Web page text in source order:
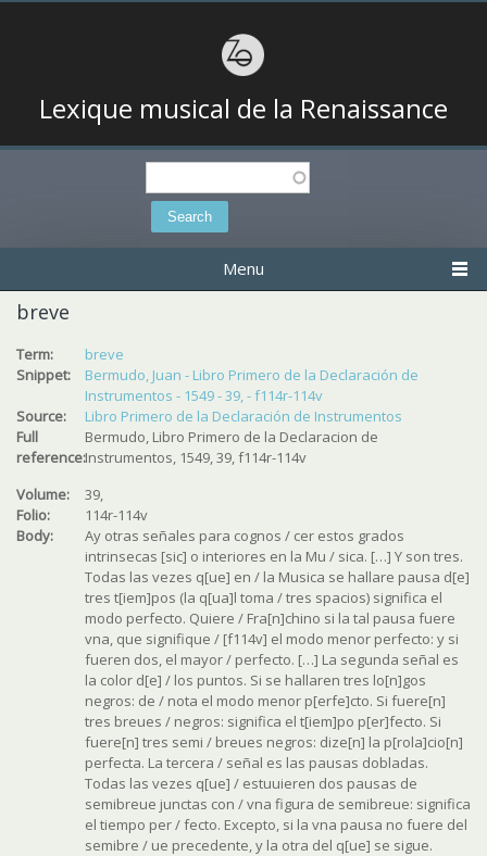
Lexique musical de la Renaissance
Search
Menu
breve
Term:
breve
Snippet:
Bermudo, Juan - Libro Primero de la Declaración de
Instrumentos - 1549 - 39, - f114r-114v
Source:
Libro Primero de la Declaración de Instrumentos
Full
reference:
Bermudo, Libro Primero de la Declaracion de
Instrumentos, 1549, 39, f114r-114v
Volume:
39,
Folio:
114r-114v
Body:
Ay otras señales para cognos / cer estos grados
intrinsecas [sic] o interiores en la Mu / sica. […] Y son tres.
Todas las vezes q[ue] en / la Musica se hallare pausa d[e]
tres t[iem]pos (la q[ua]l toma / tres spacios) significa el
modo perfecto. Quiere / Fra[n]chino si la tal pausa fuere
vna, que signifique / [f114v] el modo menor perfecto: y si
fueren dos, el mayor / perfecto. […] La segunda señal es
la color d[e] / los puntos. Si se hallaren tres lo[n]gos
negros: de / nota el modo menor p[erfe]cto. Si fuere[n]
tres breues / negros: significa el t[iem]po p[er]fecto. Si
fuere[n] tres semi / breues negros: dize[n] la p[rola]cio[n]
perfecta. La tercera / señal es las pausas dobladas.
Todas las vezes q[ue] / estuuieren dos pausas de
semibreue junctas con / vna figura de semibreue: significa
el tiempo per / fecto. Excepto, si la vna pausa no fuere del
semibre / ue precedente, y la otra del q[ue] se sigue.